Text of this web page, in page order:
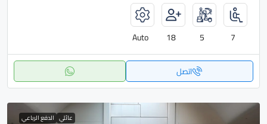
7
5
18
Auto
اتصل
عائلي الدفع الرباعي